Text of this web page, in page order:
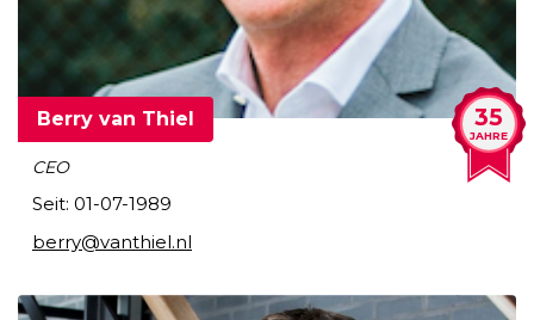
35
JAHRE
Berry van Thiel
CEO
Seit: 01-07-1989
berry@vanthiel.nl